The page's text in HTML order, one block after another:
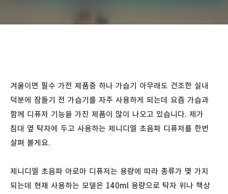
겨울이면 필수 가전 제품중 하나 가습기 아무래도 건조한 실내
덕분에 잠들기 전 가습기를 자주 사용하게 되는데 요즘 가습과
함께 디퓨저 기능을 가진 제품이 많이 나오고 있습니다. 제가
침대 옆 탁자에 두고 사용하는 제니디엘 초음파 디퓨저를 한번
살펴 볼게요.
제니디엘 초음파 아로마 디퓨저는 용량에 따라 종류가 몇 가지
되는데 현재 사용하는 모델은 140ml 용량으로 탁자 위나 책상
Raycat : Photo and Story